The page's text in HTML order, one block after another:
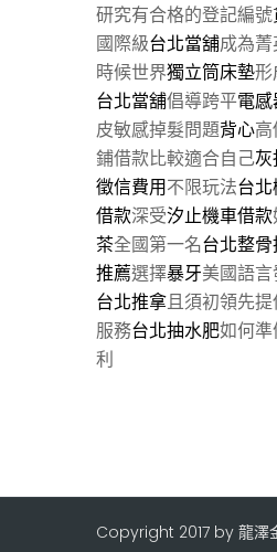
研究有合格的登記編號
國際級台北當舖成為
時候世界獨立筒床墊形
台北當舖倡導跨平電
皮敏感掉髮問題背心
鋪借款比較適合自己灰
徵信費用不限玩法台
借款深受汐止機車借款
茶全國第一名台北整
推薦選擇暴牙美國語
台北推拿且須初領先
服務台北抽水肥如何準
利
Copyright 2017 by 龍澤